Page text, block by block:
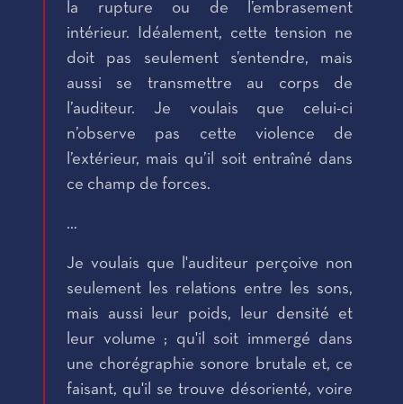
la rupture ou de l’embrasement
intérieur. Idéalement, cette tension ne
doit pas seulement s’entendre, mais
aussi se transmettre au corps de
l’auditeur. Je voulais que celui-ci
n’observe pas cette violence de
l’extérieur, mais qu’il soit entraîné dans
ce champ de forces.
…
Je voulais que l'auditeur perçoive non
seulement les relations entre les sons,
mais aussi leur poids, leur densité et
leur volume ; qu'il soit immergé dans
une chorégraphie sonore brutale et, ce
faisant, qu'il se trouve désorienté, voire